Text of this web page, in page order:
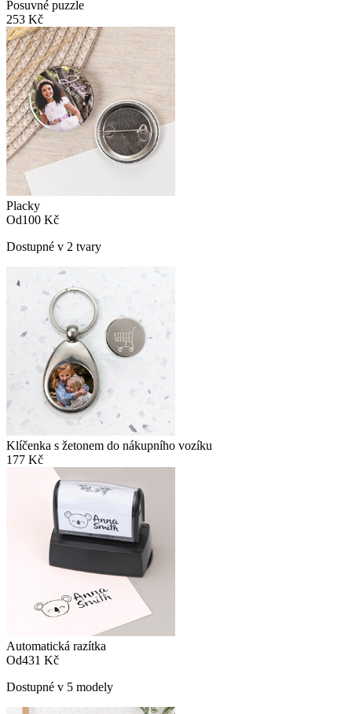
Posuvné puzzle
253 Kč
Placky
Od100 Kč
Dostupné v 2 tvary
Klíčenka s žetonem do nákupního vozíku
177 Kč
Automatická razítka
Od431 Kč
Dostupné v 5 modely